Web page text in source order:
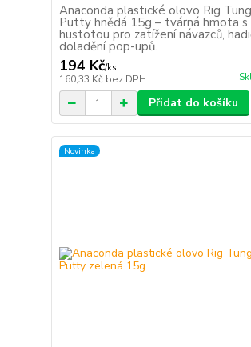
Anaconda plastické olovo Rig
Putty hnědá 15g – tvárná hmota s
hustotou pro zatížení návazců,
doladění pop-upů.
194 Kč/ks
160,33 Kč bez DPH
Přidat do košíku
Novinka